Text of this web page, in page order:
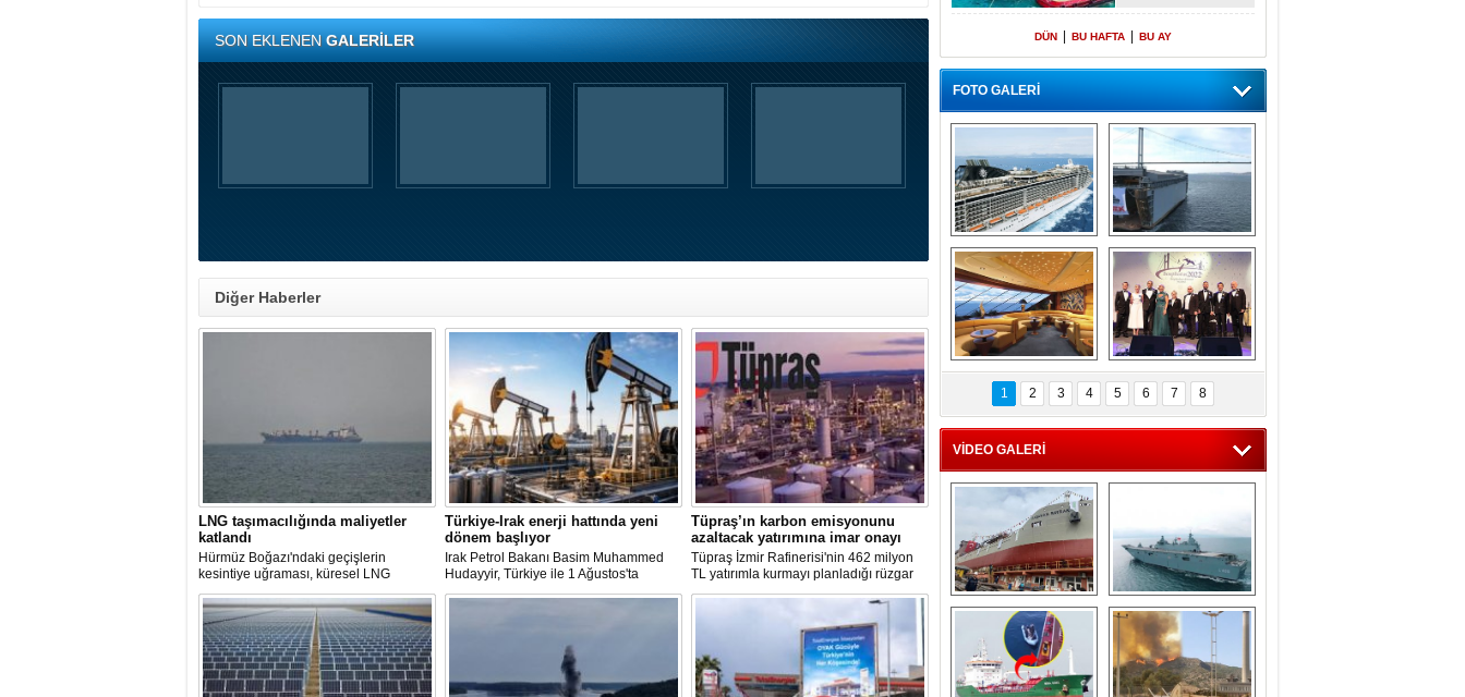
SON EKLENENGALERİLER
Diğer Haberler
LNG taşımacılığında maliyetler
katlandı
Hürmüz Boğazı'ndaki geçişlerin
kesintiye uğraması, küresel LNG
arzında aksamalara yol açarken sefer
sürelerini uzattı ve gemi kiralama ile
deniz yakıtı maliyetlerini 2022 enerji
krizinden bu yana en yüksek seviyelere
çıkardı.
Türkiye-Irak enerji hattında yeni
dönem başlıyor
Irak Petrol Bakanı Basim Muhammed
Hudayyir, Türkiye ile 1 Ağustos'ta
imzalanan anlaşma kapsamında günlük
uzatıldığını belirten Hudayyir, bu süreçte
uzun vadeli bir çerçeve anlaşmanın
hazırlanacağını bildirdi.
Tüpraş’ın karbon emisyonunu
azaltacak yatırımına imar onayı
Tüpraş İzmir Rafinerisi'nin 462 milyon
TL yatırımla kurmayı planladığı rüzgar
ve güneş enerji santrali için hazırlanan
nazım ve uygulama imar planı
değişiklikleri Çevre, Şehircilik ve İklim
Değişikliği Bakanlığı tarafından
onaylandı.
DÜN BU HAFTA BU AY
FOTO GALERİ
“Gemi içinde gemi”
konsepti ile MSC
Splendida
Dünyada tek!
Denizaltı yüzer
havuzu intikal
seyrine başladı
MSC'den 55 milyon
euroluk turizm geliri
müjdesi
5. Bosphorus Ship
Brokers Dinner,
İstanbul’da yapıldı
1 2 3 4 5 6 7 8
VİDEO GALERİ
Çeksan Tersanesi,
Başaran Bayrak
tankerini suya
indirdi
TCG Anadolu,
tersane teknik
seyrini tamamladı